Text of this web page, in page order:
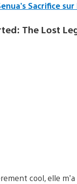
Sacrifice
The Lost
cool, elle